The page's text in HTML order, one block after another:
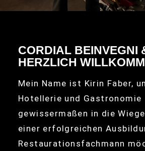
CORDIAL BEINVEGNI
HERZLICH
Mein Name ist Kirin Faber,
Hotellerie und Gastronomie
gewissermaßen in die
einer erfolgreichen
Restaurationsfachmann